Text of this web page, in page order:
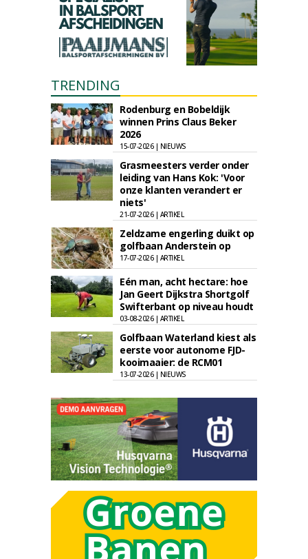
TRENDING
Rodenburg en Bobeldijk
winnen Prins Claus Beker
2026
15-07-2026 | NIEUWS
Grasmeesters verder onder
leiding van Hans Kok: 'Voor
onze klanten verandert er
niets'
21-07-2026 | ARTIKEL
Zeldzame engerling duikt op
golfbaan Anderstein op
17-07-2026 | ARTIKEL
Eén man, acht hectare: hoe
Jan Geert Dijkstra Shortgolf
Swifterbant op niveau houdt
03-08-2026 | ARTIKEL
Golfbaan Waterland kiest als
eerste voor autonome FJD-
kooimaaier: de RCM01
13-07-2026 | NIEUWS